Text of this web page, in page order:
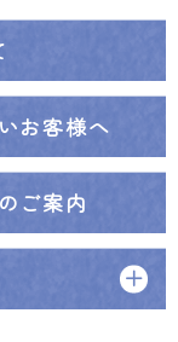
お客様へ
ご案内